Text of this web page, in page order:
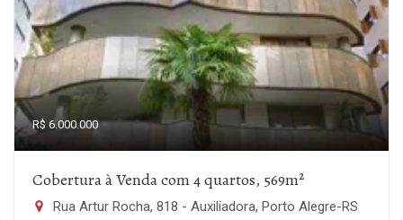
R$ 6.000.000
Cobertura à Venda com 4 quartos, 569m²
Rua Artur Rocha, 818 - Auxiliadora, Porto Alegre-RS